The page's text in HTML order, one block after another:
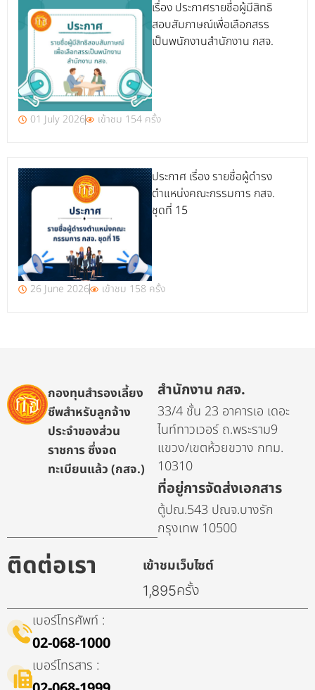
เรื่อง ประกาศรายชื่อผู้มีสิทธิ
สอบสัมภาษณ์เพื่อเลือกสรร
เป็นพนักงานสำนักงาน กสจ.
01 July 2026 เข้าชม 154 ครั้ง
ประกาศ เรื่อง รายชื่อผู้ดำรง
ตำแหน่งคณะกรรมการ กสจ.
ชุดที่ 15
26 June 2026 เข้าชม 158 ครั้ง
กองทุนสำรองเลี้ยง
ชีพสำหรับลูกจ้าง
ประจำของส่วน
ราชการ ซึ่งจด
ทะเบียนแล้ว (กสจ.)
สำนักงาน กสจ.
33/4 ชั้น 23 อาคารเอ เดอะ
ไนท์ทาวเวอร์ ถ.พระราม9
แขวง/เขตห้วยขวาง กทม.
10310
ที่อยู่การจัดส่งเอกสาร
ตู้ปณ.543 ปณจ.บางรัก
กรุงเทพ 10500
ติดต่อเรา เข้าชมเว็บไซต์
1,895ครั้ง
เบอร์โทรศัพท์ :
02-068-1000
เบอร์โทรสาร :